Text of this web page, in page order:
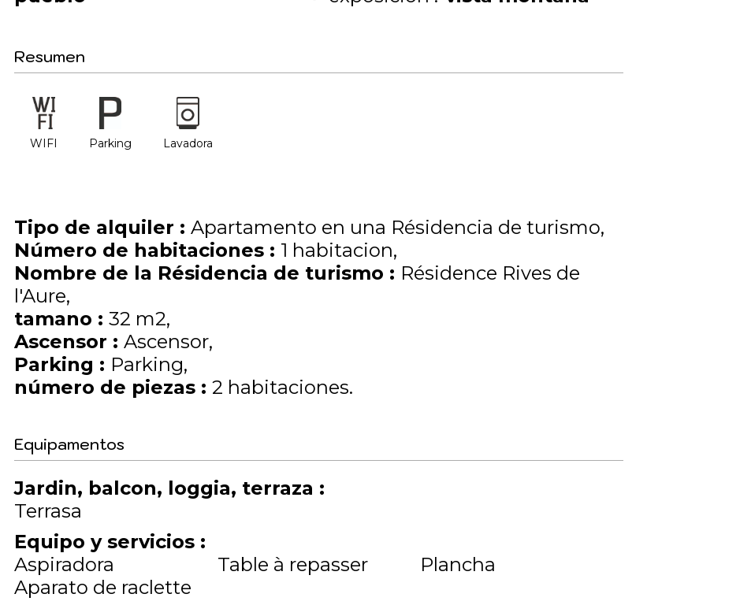
Resumen
WIFI Parking Lavadora
Tipo de alquiler : Apartamento en una Résidencia de turismo
Número de habitaciones : 1 habitacion
Nombre de la Résidencia de turismo : Résidence Rives de
l'Aure
tamano : 32 m2
Ascensor : Ascensor
Parking : Parking
número de piezas : 2 habitaciones
Equipamentos
Jardin, balcon, loggia, terraza :
Terrasa
Equipo y servicios :
Aspiradora
Table à repasser
Plancha
Aparato de raclette